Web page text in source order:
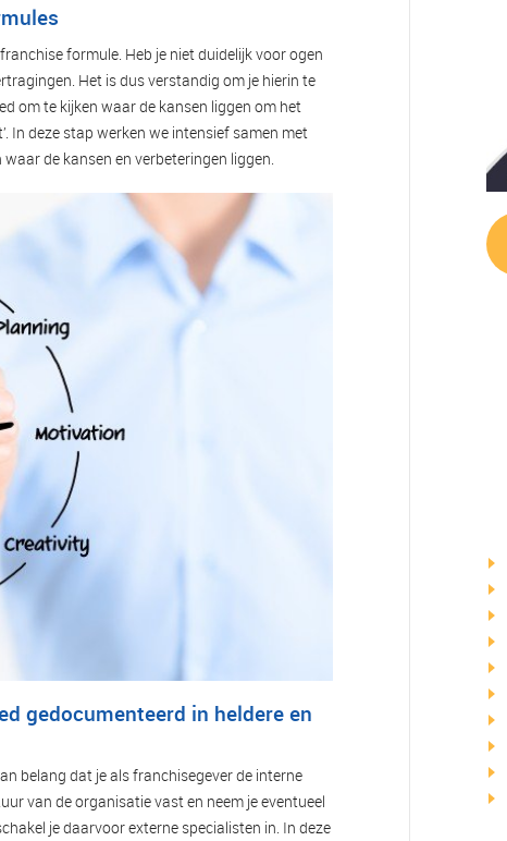
formule. Heb je niet duidelijk voor ogen
Het is dus verstandig om je hierin te
om te kijken waar de kansen liggen om het
In deze stap werken we intensief samen met
de kansen en verbeteringen liggen.
gedocumenteerd in heldere en
belang dat je als franchisegever de interne
van de organisatie vast en neem je eventueel
je daarvoor externe specialisten in. In deze